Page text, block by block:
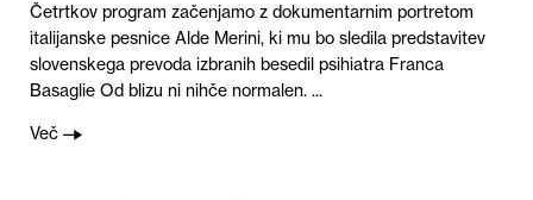
Četrtkov program začenjamo z dokumentarnim portretom
italijanske pesnice Alde Merini, ki mu bo sledila predstavitev
slovenskega prevoda izbranih besedil psihiatra Franca
Basaglie Od blizu ni nihče normalen. ...
Več